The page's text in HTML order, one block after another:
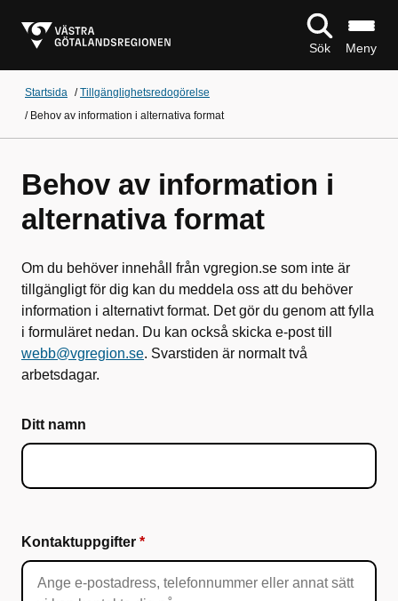
Sök Meny
Startsida /Tillgänglighetsredogörelse
/ Behov av information i alternativa format
Behov av information i
alternativa format
Om du behöver innehåll från vgregion.se som inte är
tillgängligt för dig kan du meddela oss att du behöver
information i alternativt format. Det gör du genom att fylla
i formuläret nedan. Du kan också skicka e-post till
webb@vgregion.se. Svarstiden är normalt två
arbetsdagar.
Ditt namn
Kontaktuppgifter